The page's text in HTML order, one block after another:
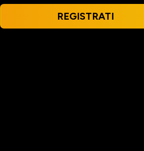
REGISTRATI